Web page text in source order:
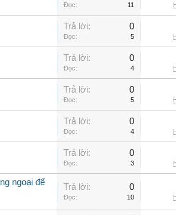
Đọc: 11
Trả lời: 0
Đọc: 5
Trả lời: 0
Đọc: 4
Trả lời: 0
Đọc: 5
Trả lời: 0
Đọc: 4
Trả lời: 0
Đọc: 3
ngoại để
Trả lời: 0
Đọc: 10